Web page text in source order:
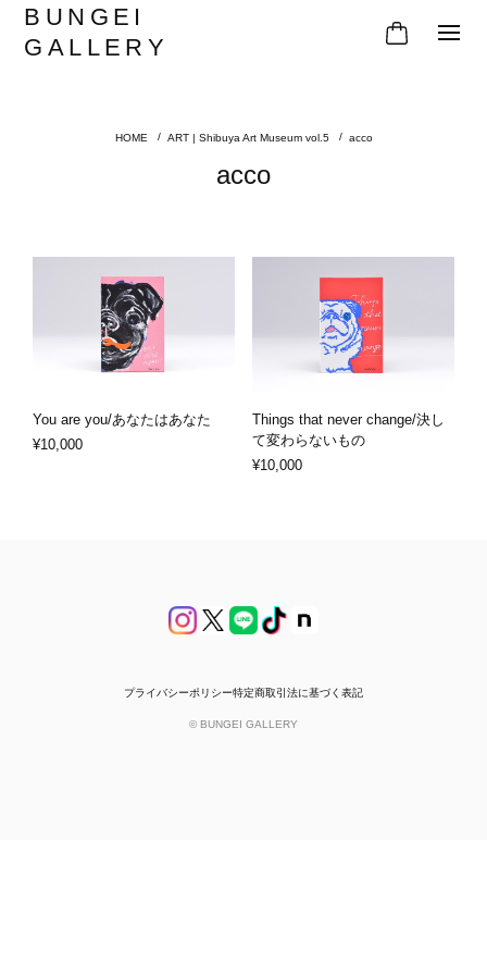
BUNGEI
GALLERY
ART | Shibuya Art Museum vol.5 acco
acco
You are you/あなたはあなた
¥10,000
Things that never change/決し
て変わらないもの
¥10,000
プライバシーポリシー特定商取引法に基づく表記
© BUNGEI GALLERY